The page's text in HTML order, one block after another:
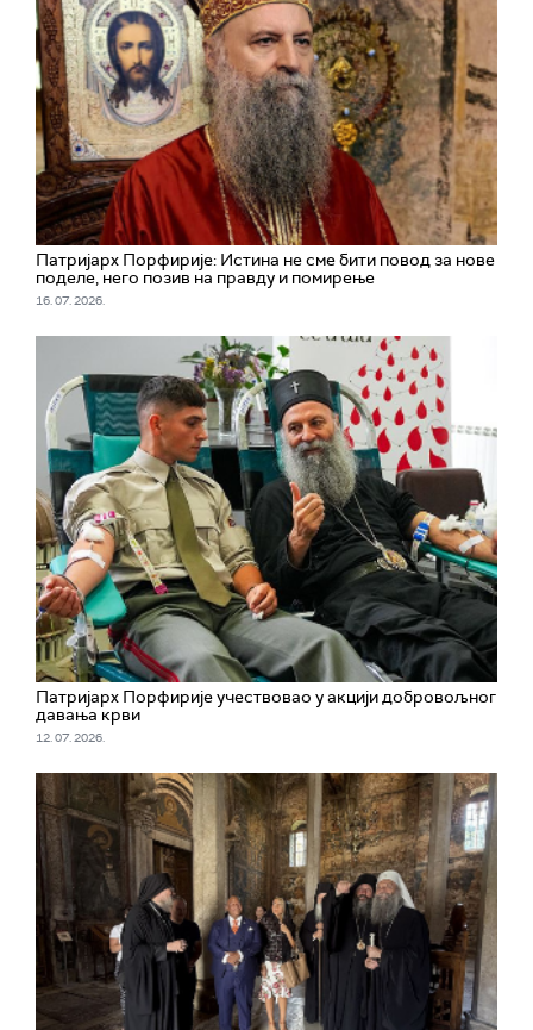
Патријарх Порфирије: Истина не сме бити повод за нове
поделе, него позив на правду и помирење
16. 07. 2026.
Патријарх Порфирије учествовао у акцији добровољног
давања крви
12. 07. 2026.